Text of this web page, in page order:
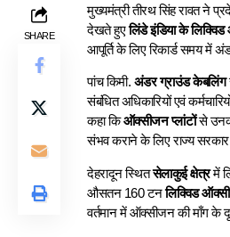
SHARE
मुख्यमंत्री तीरथ सिंह रावत ने
देखते हुएलिंडे इंडिया के
आपूर्ति के लिए रिकार्ड समय में
पांच किमी. अंडर ग्राउंड केबलिंग
संबंधित अधिकारियों एवं
कहा किऑक्सीजन प्लांटोंसे
संभव कराने के लिएराज्य सरकार
देहरादून स्थितसेलाकुई क्षेत्रमें
औसतन 160 टनलिक्विड
वर्तमान में ऑक्सीजन की माँग के